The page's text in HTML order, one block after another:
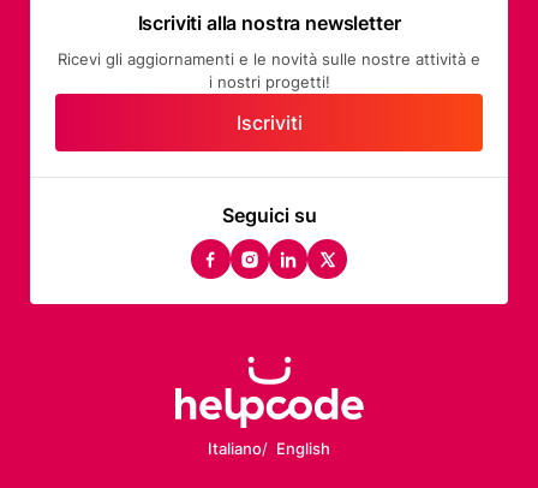
Seguici su
facebook
instagram
linkedin
twitter
Iscriviti alla nostra newsletter
Ricevi gli aggiornamenti e le novità sulle nostre attività e
i nostri progetti!
Iscriviti
Italiano English